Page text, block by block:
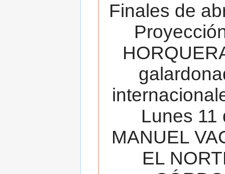
Finales de
Lunes 11
MANUEL
EL